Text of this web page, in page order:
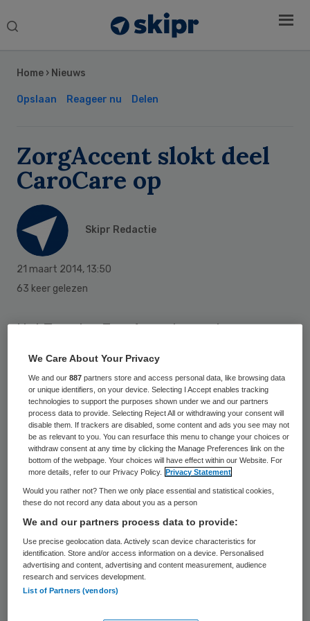
Search
Home › Nieuws
Opslaan Reageer nu Delen
ZorgAccent slokt deel
CaroCare op
Skipr Redactie
21 maart 2014, 13:50
63 keer gelezen
Het Twentse ZorgAccent neemt een een
CaroCare uit Vroomshoop over. Dat meldt
de organisatie in een persbericht.
ZorgAccent neemt in totaal 64
medewerkers vanCaroCare Thuiszorgover.
Villa de la Porte, een kleinschalige
woonvoorziening in Almelo voor
dementerende mensen, blijft in handen van
de instelling. De villa werd twee jaar
geleden opgericht.
Het initiatief voor de overname komt van
Sidebar
We Care About Your Privacy
We and our887 partners store and access personal data, like browsing data
or unique identifiers, on your device. Selecting I Accept enables tracking
technologies to support the purposes shown under we and our partners
process data to provide. Selecting Reject All or withdrawing your consent will
disable them. If trackers are disabled, some content and ads you see may not
be as relevant to you. You can resurface this menu to change your choices or
withdraw consent at any time by clicking the Manage Preferences link on the
bottom of the webpage. Your choices will have effect within our Website. For
more details, refer to our Privacy Policy.
Privacy Statement
Would you rather not? Then we only place essential and statistical cookies,
these do not record any data about you as a person
We and our partners process data to provide:
Use precise geolocation data. Actively scan device characteristics for
identification. Store and/or access information on a device. Personalised
advertising and content, advertising and content measurement, audience
research and services development.
List of Partners (vendors)